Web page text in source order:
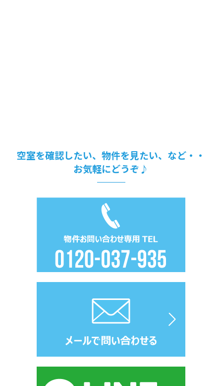
空室を確認したい、物件を見たい、など・・
お気軽にどうぞ♪